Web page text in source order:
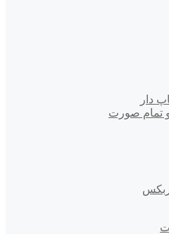
دار
تمام صورت